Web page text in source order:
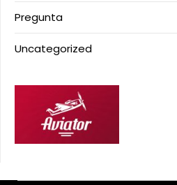
Pregunta
Uncategorized